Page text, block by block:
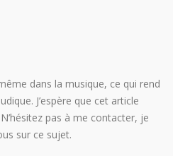
dans la musique, ce qui rend
J’espère que cet article
pas à me contacter, je
sur ce sujet.